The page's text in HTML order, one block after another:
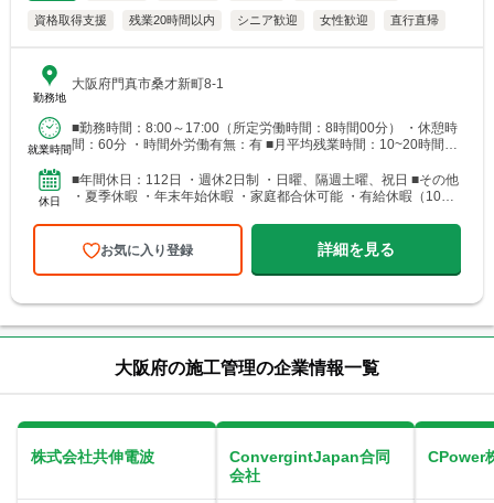
資格取得支援 残業20時間以内 シニア歓迎 女性歓迎 直行直帰
勤務地
大阪府門真市桑才新町8-1
就業時間
■勤務時間：8:00～17:00（所定労働時間：8時間00分） ・休憩時
間：60分 ・時間外労働有無：有 ■月平均残業時間：10~20時間程
休日
■年間休日：112日 ・週休2日制 ・日曜、隔週土曜、祝日 ■その他
・夏季休暇 ・年末年始休暇 ・家庭都合休可能 ・有給休暇（10日
お気に入り登録 詳細を見る
大阪府の施工管理の企業情報一覧
株式会社共伸電波
ConvergintJapan合同
会社
CPower